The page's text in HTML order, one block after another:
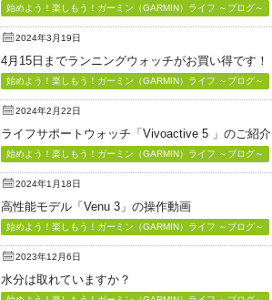
始めよう！楽しもう！ガーミン（GARMIN）ライフ ～ブログ～
2024年3月19日
4月15日までランニングウォッチがお買い得です！
始めよう！楽しもう！ガーミン（GARMIN）ライフ ～ブログ～
2024年2月22日
ライフサポートウォッチ「Vivoactive 5 」のご紹介
始めよう！楽しもう！ガーミン（GARMIN）ライフ ～ブログ～
2024年1月18日
高性能モデル「Venu 3」の操作動画
始めよう！楽しもう！ガーミン（GARMIN）ライフ ～ブログ～
2023年12月6日
水分は取れていますか？